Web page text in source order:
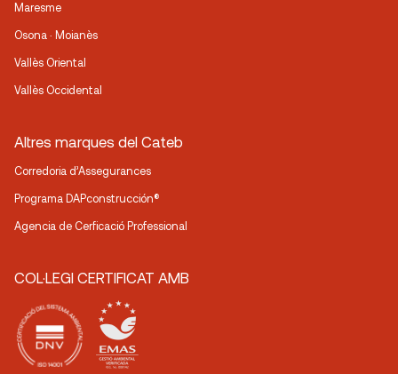
Maresme
Osona · Moianès
Vallès Oriental
Vallès Occidental
Altres marques del Cateb
Corredoria d’Assegurances
Programa DAPconstrucción®
Agencia de Cerficació Professional
COL·LEGI CERTIFICAT AMB